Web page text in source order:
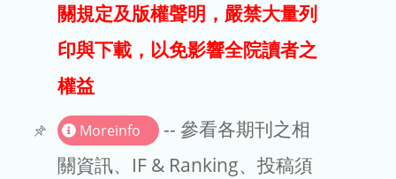
試用
文章處理費
關規定及版權聲明，嚴禁大量列
印與下載，以免影響全院讀者之
權益
Moreinfo
-- 參看各期刊之相
關資訊、IF & Ranking、投稿須